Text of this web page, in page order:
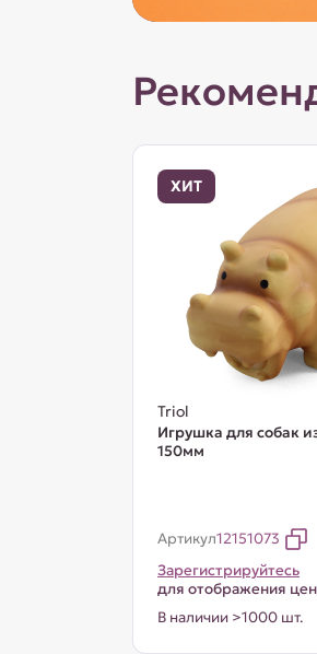
ХИТ
Triol
Игрушка для собак
150мм
Артикул12151073
Зарегистрируйтесь
для отображения
В наличии >1000 шт.